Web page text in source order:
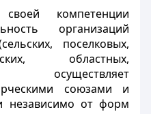
компетенции
организаций
поселковых,
областных,
осуществляет
союзами и
независимо от форм